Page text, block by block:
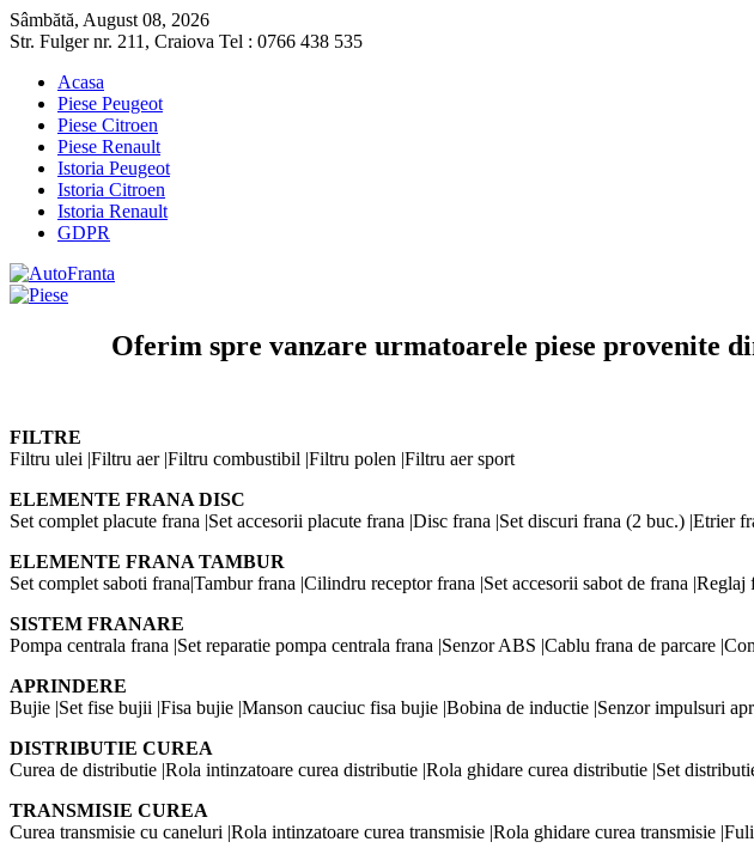
Sâmbătă, August 08, 2026
Str. Fulger nr. 211, Craiova Tel : 0766 438 535
Acasa
Piese Peugeot
Piese Citroen
Piese Renault
Istoria Peugeot
Istoria Citroen
Istoria Renault
GDPR
Oferim spre vanzare urmatoarele piese provenite
FILTRE
Filtru ulei |Filtru aer |Filtru combustibil |Filtru polen |Filtru aer sport
ELEMENTE FRANA DISC
Set complet placute frana |Set accesorii placute frana |Disc frana |Set discuri frana (2 buc.) |Etrier
ELEMENTE FRANA TAMBUR
Set complet saboti frana|Tambur frana |Cilindru receptor frana |Set accesorii sabot de frana |Reglaj
SISTEM FRANARE
Pompa centrala frana |Set reparatie pompa centrala frana |Senzor ABS |Cablu frana de parcare
APRINDERE
Bujie |Set fise bujii |Fisa bujie |Manson cauciuc fisa bujie |Bobina de inductie |Senzor impulsuri
DISTRIBUTIE CUREA
Curea de distributie |Rola intinzatoare curea distributie |Rola ghidare curea distributie |Set
TRANSMISIE CUREA
Curea transmisie cu caneluri |Rola intinzatoare curea transmisie |Rola ghidare curea transmisie